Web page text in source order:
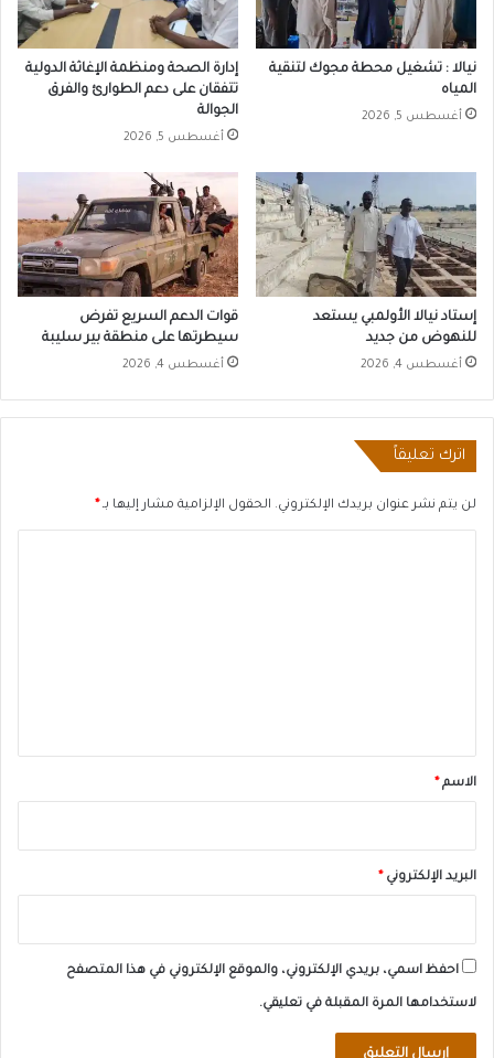
نيالا : تشغيل محطة مجوك لتنقية
المياه
أغسطس 5, 2026
إدارة الصحة ومنظمة الإغاثة الدولية
تتفقان على دعم الطوارئ والفرق
الجوالة
أغسطس 5, 2026
إستاد نيالا الأولمبي يستعد
للنهوض من جديد
أغسطس 4, 2026
قوات الدعم السريع تفرض
سيطرتها على منطقة بير سليبة
أغسطس 4, 2026
اترك تعليقاً
لن يتم نشر عنوان بريدك الإلكتروني. الحقول الإلزامية مشار إليها بـ*
*الاسم*
البريد الإلكتروني*
احفظ اسمي، بريدي الإلكتروني، والموقع الإلكتروني في هذا المتصفح
لاستخدامها المرة المقبلة في تعليقي.